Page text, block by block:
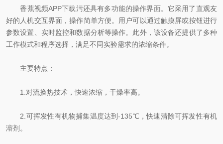
香蕉视频APP下载污还具有多功能的操作界面。它采用了直观友
好的人机交互界面，操作简单方便。用户可以通过触摸屏或按钮进行
参数设置、实时监控和数据分析等操作。此外，该设备还提供了多种
工作模式和程序选择，满足不同实验需求的浓缩条件。
主要特点：
1.对流换热技术，快速浓缩，干燥率高。
2.可挥发性有机物捕集温度达到-135℃，快速清除可挥发性有机
溶剂。